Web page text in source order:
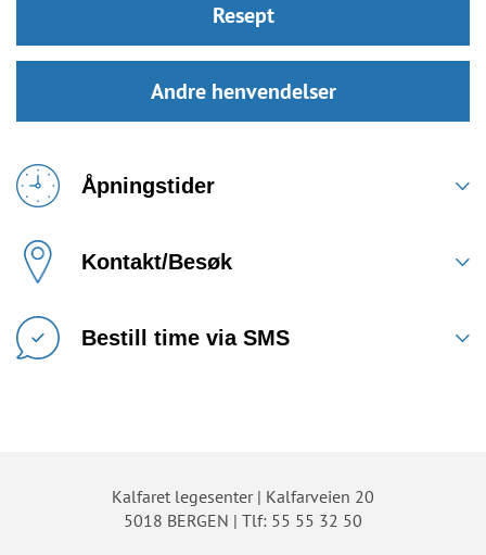
Resept
Andre henvendelser
Åpningstider
Kontakt/Besøk
Bestill time via SMS
Kalfaret legesenter | Kalfarveien 20
5018 BERGEN | Tlf: 55 55 32 50